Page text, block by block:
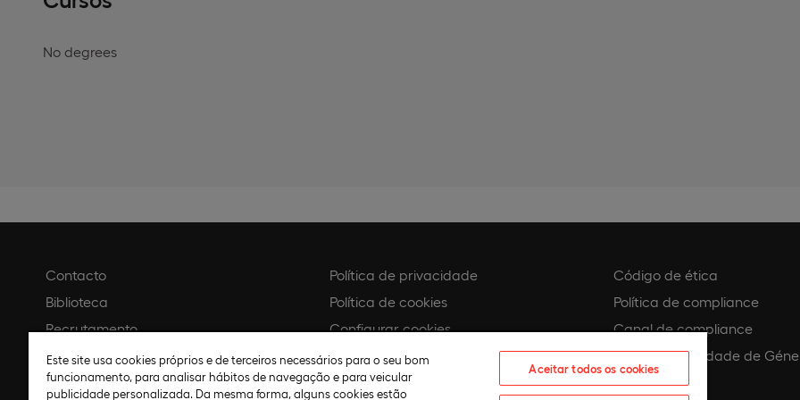
No degrees
Contacto
Biblioteca
Recrutamento
Agendar visita
Política de privacidade
Política de cookies
Configurar cookies
Aviso legal
Política de assédio
Código de ética
Política de compliance
Canal de compliance
Plano de Igualdade de
Este site usa cookies próprios e de terceiros necessários para o seu bom
funcionamento, para analisar hábitos de navegação e para veicular
publicidade personalizada. Da mesma forma, alguns cookies estão
Aceitar todos os cookies